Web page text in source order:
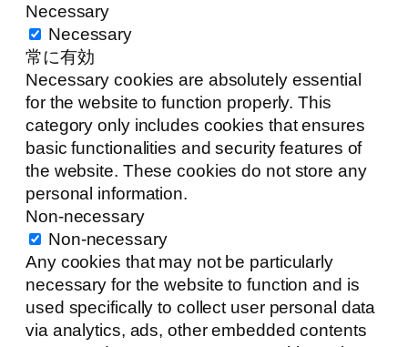
Necessary
Necessary
常に有効
Necessary cookies are absolutely essential
for the website to function properly. This
category only includes cookies that ensures
basic functionalities and security features of
the website. These cookies do not store any
personal information.
Non-necessary
Non-necessary
Any cookies that may not be particularly
necessary for the website to function and is
used specifically to collect user personal data
via analytics, ads, other embedded contents